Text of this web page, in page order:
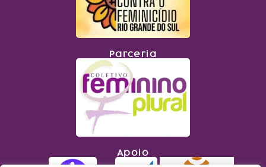
Parceria
Apoio